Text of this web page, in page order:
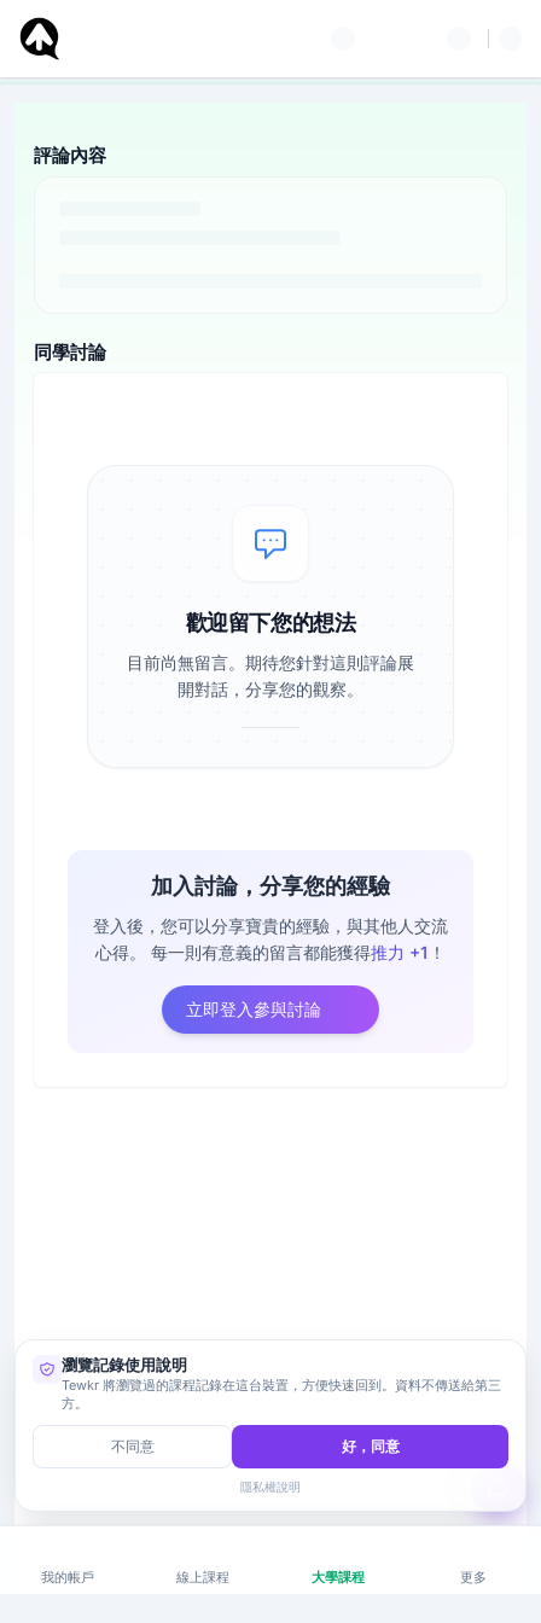
評論內容
同學討論
歡迎留下您的想法
目前尚無留言。期待您針對這則評論展
開對話，分享您的觀察。
加入討論，分享您的經驗
登入後，您可以分享寶貴的經驗，與其他人交流
心得。
每一則有意義的留言都能獲得推力 +1 ！
立即登入參與討論
我的帳戶 線上課程 大學課程 更多
瀏覽記錄使用說明
Tewkr 將瀏覽過的課程記錄在這台裝置，方便快速回到。資料不傳送給第三
方。
不同意 好，同意
隱私權說明